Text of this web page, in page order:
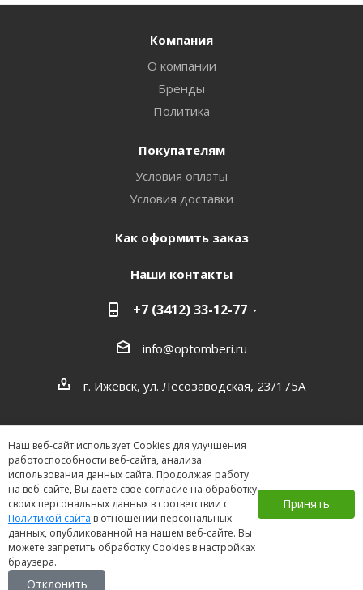
Наш веб-сайт использует Cookies для улучшения
работоспособности веб-сайта, анализа
использования данных сайта. Продолжая работу
на веб-сайте, Вы даете свое согласие на обработку
своих персональных данных в соответствии с
Политикой сайта в отношении персональных
данных, опубликованной на нашем веб-сайте. Вы
можете запретить обработку Cookies в настройках
браузера.
Принять
Отклонить
Компания
О компании
Бренды
Политика
Покупателям
Условия оплаты
Условия доставки
Как оформить заказ
Наши контакты
+7 (3412) 33-12-77
info@optomberi.ru
г. Ижевск, ул. Лесозаводская, 23/175А
2026 ©